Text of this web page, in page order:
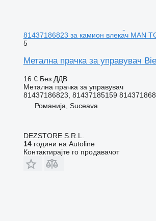
81437186823 за камион влекач MAN
5
Метална прачка за управувач
16 € Без ДДВ
Метална прачка за управувач
81437186823, 81437185159
Романија, Suceava
DEZSTORE S.R.L.
14години на Autoline
Контактирајте го продавачот